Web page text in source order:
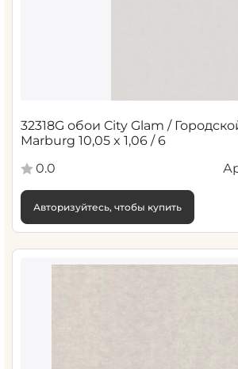
32318G обои City Glam /
Marburg 10,05 x 1,06 / 6
0.0
Авторизуйтесь, чтобы купить